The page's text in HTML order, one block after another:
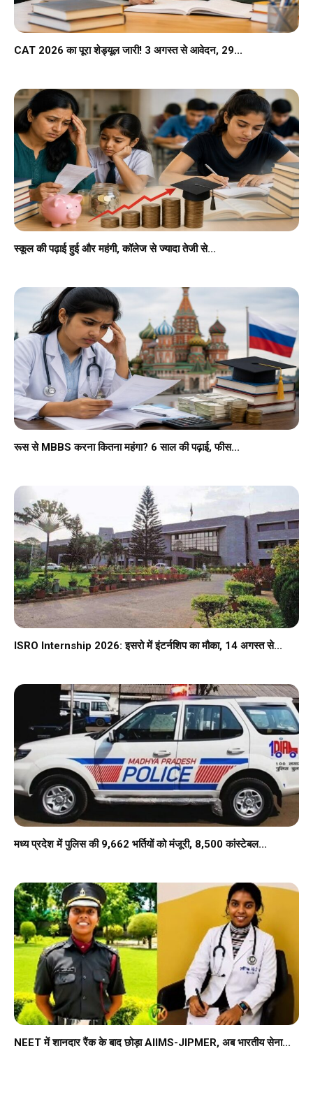
CAT 2026 का पूरा शेड्यूल जारी! 3 अगस्त से आवेदन, 29...
स्कूल की पढ़ाई हुई और महंगी, कॉलेज से ज्यादा तेजी से...
रूस से MBBS करना कितना महंगा? 6 साल की पढ़ाई, फीस...
ISRO Internship 2026: इसरो में इंटर्नशिप का मौका, 14 अगस्त से...
मध्य प्रदेश में पुलिस की 9,662 भर्तियों को मंजूरी, 8,500 कांस्टेबल...
NEET में शानदार रैंक के बाद छोड़ा AIIMS-JIPMER, अब भारतीय सेना...